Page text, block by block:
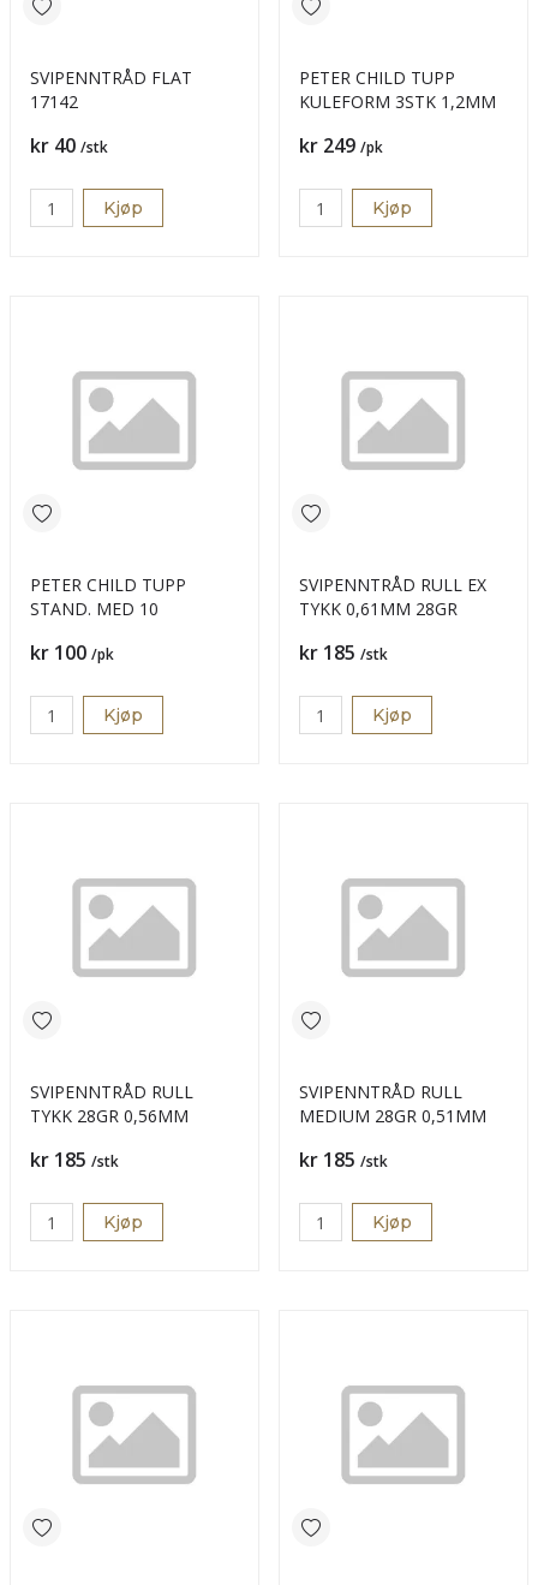
SVIPENNTRÅD FLAT
17142
Pris
kr 40 /stk
Kjøp
PETER CHILD TUPP
KULEFORM 3STK 1,2MM
Pris
kr 249 /pk
Kjøp
PETER CHILD TUPP
STAND. MED 10
Pris
kr 100 /pk
Kjøp
SVIPENNTRÅD RULL EX
TYKK 0,61MM 28GR
Pris
kr 185 /stk
Kjøp
SVIPENNTRÅD RULL
TYKK 28GR 0,56MM
Pris
kr 185 /stk
Kjøp
SVIPENNTRÅD RULL
MEDIUM 28GR 0,51MM
Pris
kr 185 /stk
Kjøp